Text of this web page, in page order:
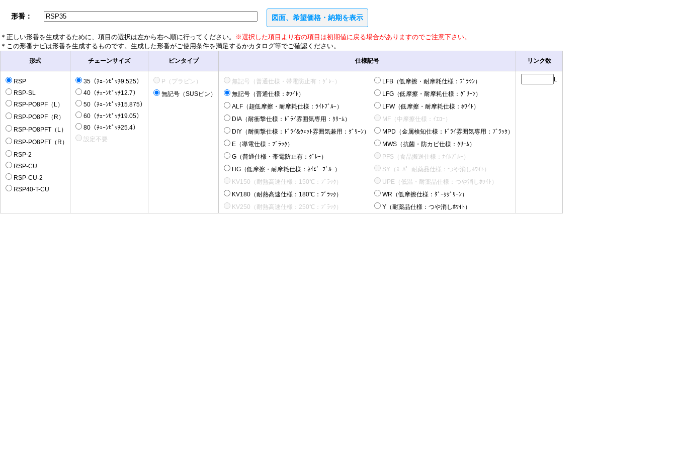
形番： 図面、希望価格・納期を表示
＊正しい形番を生成するために、項目の選択は左から右へ順に行ってください。
※選択した項目より右の項目は初期値に戻る場合がありますのでご注意下さい。
＊この形番ナビは形番を生成するものです。生成した形番がご使用条件を満足するかカタログ等でご確認ください。
形式 チェーンサイズ ピンタイプ 仕様記号 リンク数
RSP
RSP-SL
RSP-PO8PF（L）
RSP-PO8PF（R）
RSP-PO8PFT（L）
RSP-PO8PFT（R）
RSP-2
RSP-CU
RSP-CU-2
RSP40-T-CU
35（ﾁｪｰﾝﾋﾟｯﾁ9.525）
40（ﾁｪｰﾝﾋﾟｯﾁ12.7）
50（ﾁｪｰﾝﾋﾟｯﾁ15.875）
60（ﾁｪｰﾝﾋﾟｯﾁ19.05）
80（ﾁｪｰﾝﾋﾟｯﾁ25.4）
設定不要
P（プラピン）
無記号（SUSピン）
無記号（普通仕様・帯電防止有：ｸﾞﾚｰ）
LFB（低摩擦・耐摩耗仕様：ﾌﾞﾗｳﾝ）
無記号（普通仕様：ﾎﾜｲﾄ）
LFG（低摩擦・耐摩耗仕様：ｸﾞﾘｰﾝ）
ALF（超低摩擦・耐摩耗仕様：ﾗｲﾄﾌﾞﾙｰ）
LFW（低摩擦・耐摩耗仕様：ﾎﾜｲﾄ）
DIA（耐衝撃仕様：ﾄﾞﾗｲ雰囲気専用：ｸﾘｰﾑ）
MF（中摩擦仕様：ｲｴﾛｰ）
DIY（耐衝撃仕様：ﾄﾞﾗｲ&ｳｪｯﾄ雰囲気兼用：ｸﾞﾘｰﾝ）
MPD（金属検知仕様：ﾄﾞﾗｲ雰囲気専用：ﾌﾞﾗｯｸ）
E（導電仕様：ﾌﾞﾗｯｸ）
MWS（抗菌・防カビ仕様：ｸﾘｰﾑ）
G（普通仕様・帯電防止有：ｸﾞﾚｰ）
PFS（食品搬送仕様：ﾅｲﾙﾌﾞﾙｰ）
HG（低摩擦・耐摩耗仕様：ﾈｲﾋﾞｰﾌﾞﾙｰ）
SY（ｽｰﾊﾟｰ耐薬品仕様：つや消しﾎﾜｲﾄ）
KV150（耐熱高速仕様：150℃：ﾌﾞﾗｯｸ）
UPE（低温・耐薬品仕様：つや消しﾎﾜｲﾄ）
KV180（耐熱高速仕様：180℃：ﾌﾞﾗｯｸ）
WR（低摩擦仕様：ﾀﾞｰｸｸﾞﾘｰﾝ）
KV250（耐熱高速仕様：250℃：ﾌﾞﾗｯｸ）
Y（耐薬品仕様：つや消しﾎﾜｲﾄ）
L